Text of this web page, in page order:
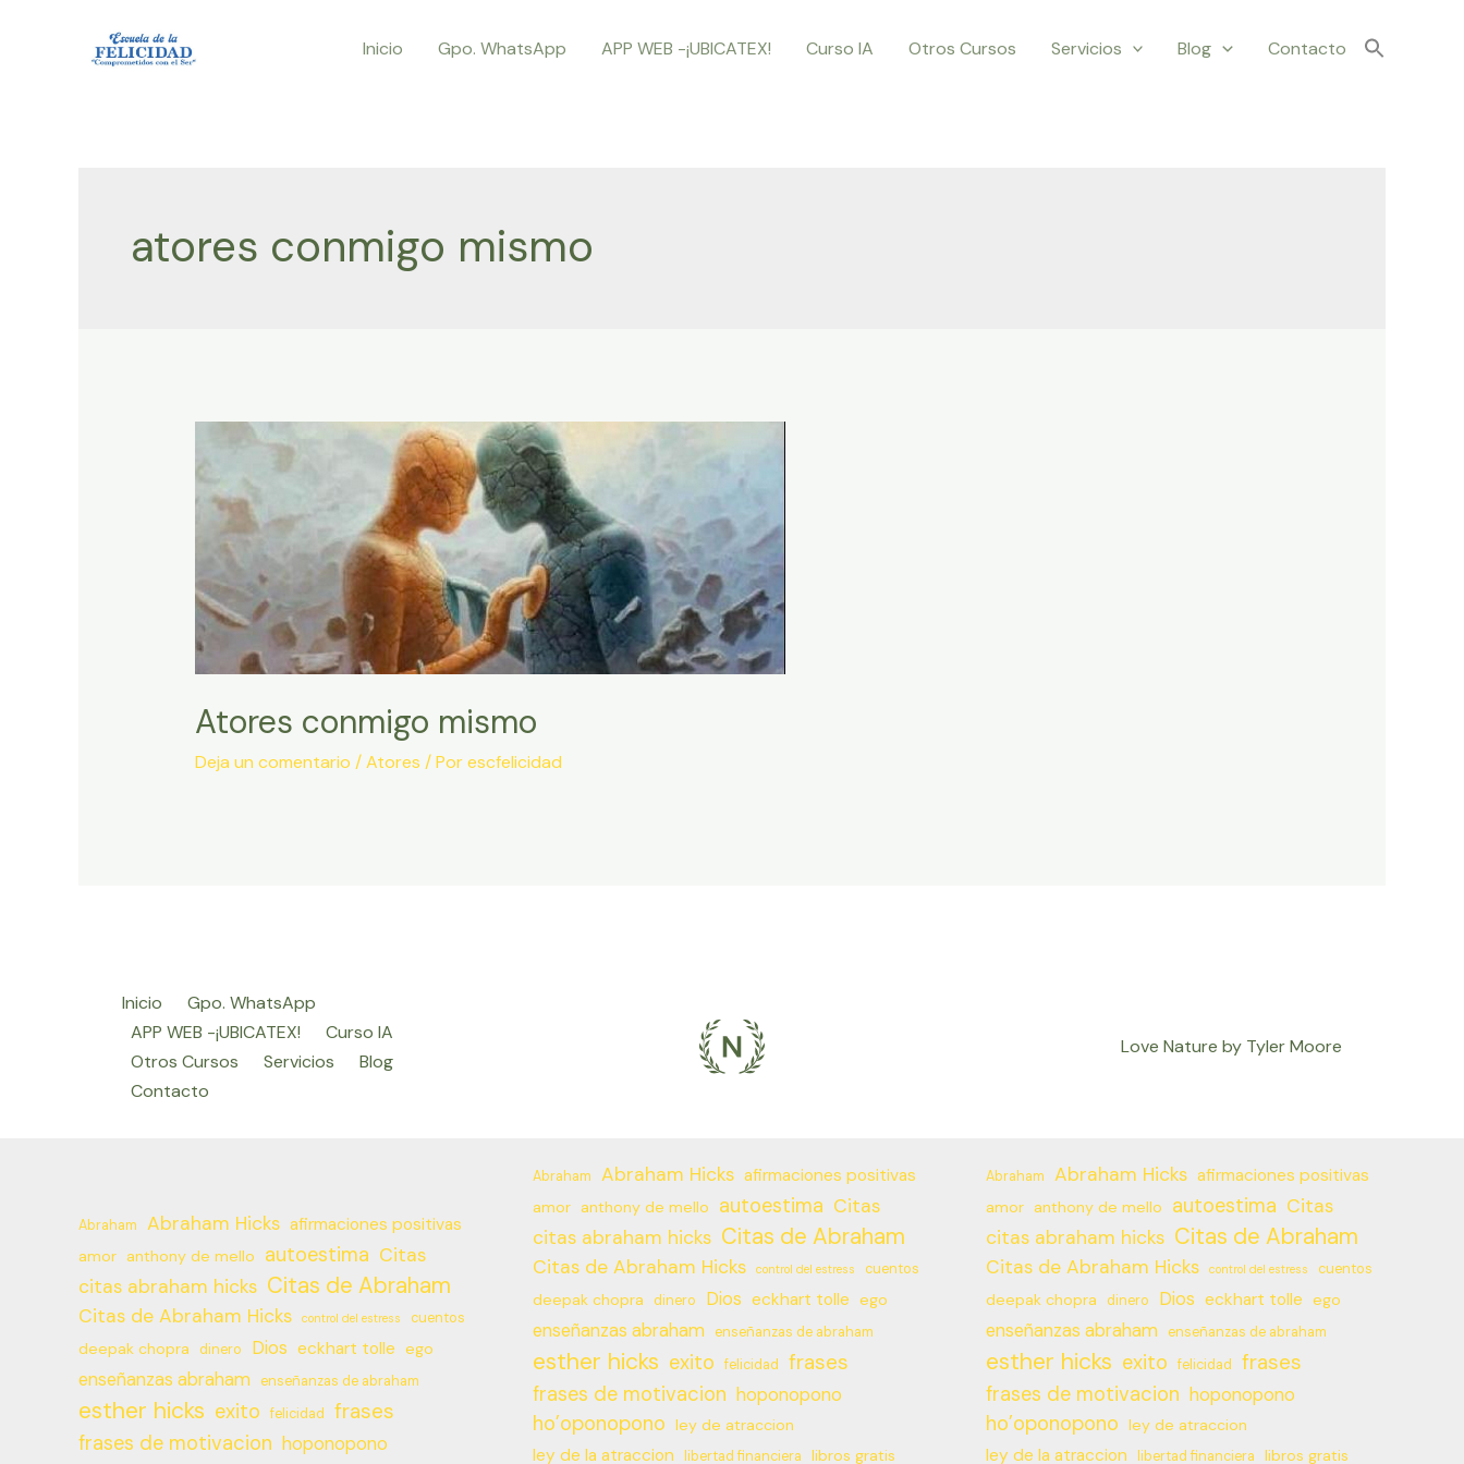
Inicio Gpo. WhatsApp APP WEB -¡UBICATEX! Curso IA Otros Cursos Servicios Blog Contacto
atores conmigo mismo
Atores conmigo mismo
Deja un comentario /Atores / Porescfelicidad
Inicio
Gpo. WhatsApp
APP WEB -¡UBICATEX!
Curso IA
Otros Cursos
Servicios
Blog
Contacto
Love Nature by Tyler Moore
Abraham Abraham Hicks afirmaciones positivas
amor anthony de mello autoestima Citas
citas abraham hicks Citas de Abraham
Citas de Abraham Hicks control del estress cuentos
deepak chopra dinero Dios eckhart tolle ego
enseñanzas abraham enseñanzas de abraham
esther hicks exito felicidad frases
frases de motivacion hoponopono
Abraham Abraham Hicks afirmaciones positivas
amor anthony de mello autoestima Citas
citas abraham hicks Citas de Abraham
Citas de Abraham Hicks control del estress cuentos
deepak chopra dinero Dios eckhart tolle ego
enseñanzas abraham enseñanzas de abraham
esther hicks exito felicidad frases
frases de motivacion hoponopono
ho’oponopono ley de atraccion
ley de la atraccion libertad financiera libros gratis
Abraham Abraham Hicks afirmaciones positivas
amor anthony de mello autoestima Citas
citas abraham hicks Citas de Abraham
Citas de Abraham Hicks control del estress cuentos
deepak chopra dinero Dios eckhart tolle ego
enseñanzas abraham enseñanzas de abraham
esther hicks exito felicidad frases
frases de motivacion hoponopono
ho’oponopono ley de atraccion
ley de la atraccion libertad financiera libros gratis